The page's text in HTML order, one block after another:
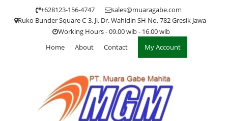
+628123-156-4747
sales@muaragabe.com
Ruko Bunder Square C-3, Jl. Dr. Wahidin SH No. 782 Gresik Jawa-
Working Hours - 09.00 wib - 16.00 wib
Home
About Contact My Account